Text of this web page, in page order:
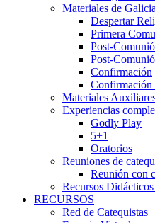
Materiales de Galicia
Despertar
Primera
Post-
Post-
Confirmación
Confirmación
Materiales
Experiencias
Godly Play
5+1
Oratorios
Reuniones de
Reunión con
Recursos
RECURSOS
Red de Catequistas